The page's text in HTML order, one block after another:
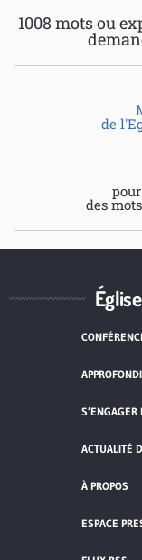
1008 mots ou
de
des
ACTUALITÉ
À PROPOS
ESPACE